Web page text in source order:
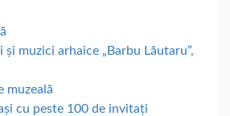
și muzici arhaice „Barbu Lăutaru”,
muzeală
cu peste 100 de invitați